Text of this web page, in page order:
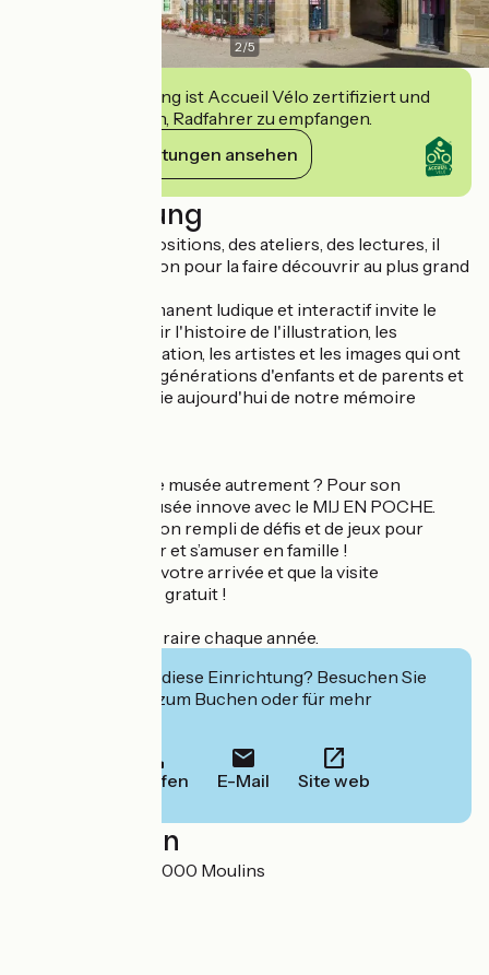
2/5
Diese Einrichtung ist Accueil Vélo zertifiziert und
verpflichtet sich, Radfahrer zu empfangen.
Ihre Verpflichtungen ansehen
Beschreibung
À travers des expositions, des ateliers, des lectures, il
valorise l'illustration pour la faire découvrir au plus grand
Un parcours permanent ludique et interactif invite le
visiteur à découvrir l'histoire de l'illustration, les
techniques de création, les artistes et les images qui ont
marqué plusieurs générations d'enfants et de parents et
qui font aussi partie aujourd'hui de notre mémoire
Envie d’explorer le musée autrement ? Pour son
anniversaire le musée innove avec le MIJ EN POCHE.
Un sac d’exploration rempli de défis et de jeux pour
observer, imaginer et s’amuser en famille !
Demandez-le dès votre arrivée et que la visite
commence ! C'est gratuit !
Exposition temporaire chaque année.
Interessiert Sie diese Einrichtung? Besuchen Sie
deren Website zum Buchen oder für mehr
Anrufen E-Mail Site web
Localisation
26 rue Voltaire 03000 Moulins